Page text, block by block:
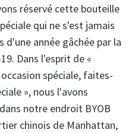
réservé cette bouteille
qui ne s'est jamais
d'une année gâchée par la
Dans l'esprit de «
spéciale, faites-
», nous l'avons
notre endroit BYOB
chinois de Manhattan,